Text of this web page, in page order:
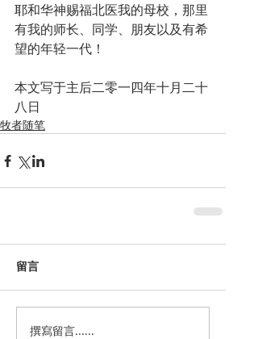
耶和华神赐福北医我的母校，那里
有我的师长、同学、朋友以及有希
望的年轻一代！
本文写于主后二零一四年十月二十
八日
牧者随笔
留言
撰寫留言......